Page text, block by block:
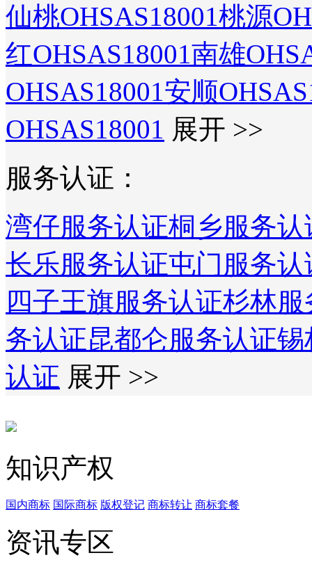
仙桃OHSAS18001桃源
红OHSAS18001南雄
OHSAS18001安顺
OHSAS18001 展开 >>
服务认证：
湾仔服务认证桐乡服务认
长乐服务认证屯门服务认
四子王旗服务认证杉林服
务认证昆都仑服务认证锡
认证 展开 >>
知识产权
国内商标 国际商标 版权登记 商标转让 商标套餐
资讯专区